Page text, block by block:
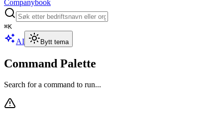
Companybook
⌘K
AI Bytt tema
Command Palette
Search for a command to run...